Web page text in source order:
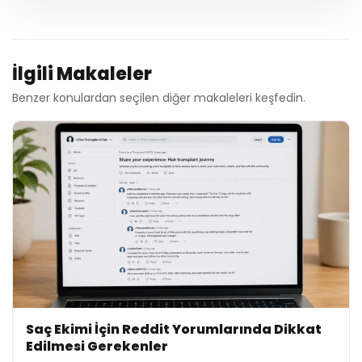
İlgili Makaleler
Benzer konulardan seçilen diğer makaleleri keşfedin.
Saç Ekimi İçin Reddit Yorumlarında Dikkat
Edilmesi Gerekenler